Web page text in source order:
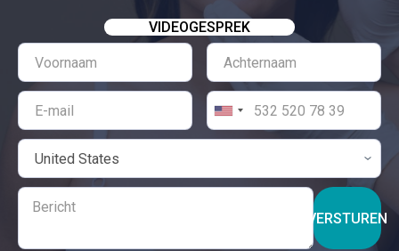
VIDEOGESPREK
VERSTUREN